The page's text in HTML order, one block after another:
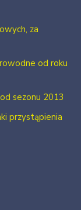
za
od roku
sezonu 2013
przystąpienia